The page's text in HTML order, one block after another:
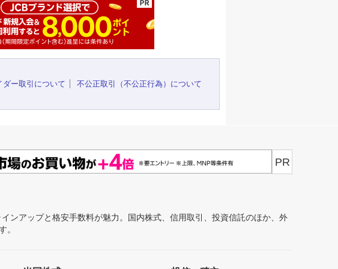
ダー取引について
不公正取引（不公正行為）について
PR
ンアップと格安手数料が魅力。国内株式、信用取引、投資信託のほか、外
。